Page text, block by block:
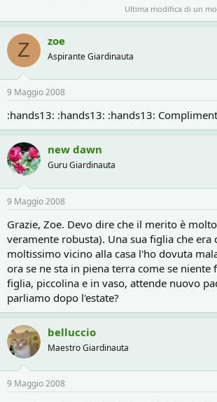
Ultima modifica di un
Z zoe
Aspirante Giardinauta
9 Maggio 2008
:hands13: :hands13: :hands13:
new dawn
Guru Giardinauta
9 Maggio 2008
Grazie, Zoe. Devo dire che il merito è
veramente robusta). Una sua figlia che era
moltissimo vicino alla casa l'ho dovuta
ora se ne sta in piena terra come se niente
figlia, piccolina e in vaso, attende nuovo
parliamo dopo l'estate?
belluccio
Maestro Giardinauta
9 Maggio 2008